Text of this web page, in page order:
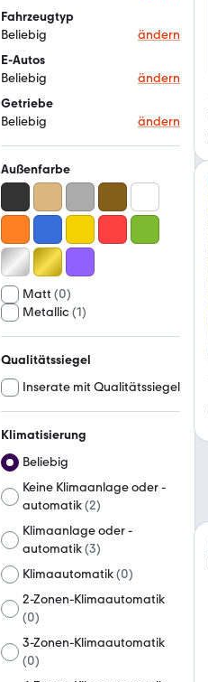
Fahrzeugtyp
Beliebig
ändern
E-Autos
Beliebig
ändern
Getriebe
Beliebig
ändern
Außenfarbe
Matt (0)
Metallic(1)
Qualitätssiegel
Inserate mit Qualitätssiegel
Klimatisierung
Beliebig
Keine Klimaanlage oder -
automatik(2)
Klimaanlage oder -
automatik(3)
Klimaautomatik(0)
2-Zonen-Klimaautomatik
(0)
3-Zonen-Klimaautomatik
(0)